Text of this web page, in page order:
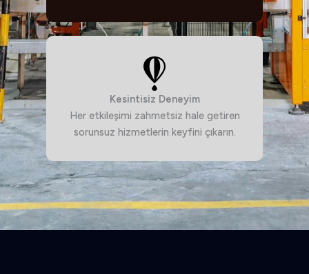
Kesintisiz Deneyim
Her etkileşimi zahmetsiz hale getiren
sorunsuz hizmetlerin keyfini çıkarın.